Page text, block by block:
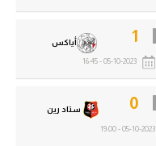
ستاد رين 0
05-10-2023 - 19:00
أياكس 1
05-10-2023 - 16:45